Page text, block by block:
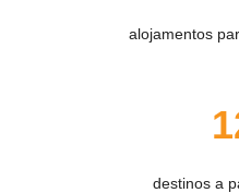
alojamentos
destinos a